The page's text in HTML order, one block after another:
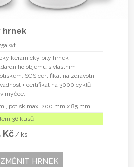
hrnek
keramický bílý hrnek
objemu s vlastním
SGS certifikát na zdravotní
+ certifikát na 3000 cyklů
myčce.
potisk max. 200 mm x 85 mm
36 kusů
Kč / ks
HRNEK